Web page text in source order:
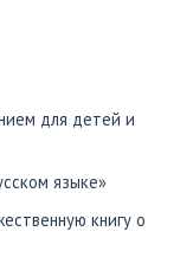
для детей и
языке»
книгу о